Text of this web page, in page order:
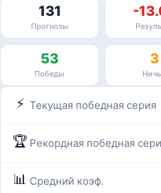
131
Прогнозы
-
53
Победы
3
⚡ Текущая победная серия
🏆 Рекордная победная
📊 Средний коэф.